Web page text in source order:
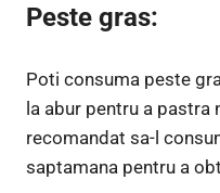
Peste gras:
Poti consuma peste
la abur pentru a
recomandat sa-l
saptamana pentru a